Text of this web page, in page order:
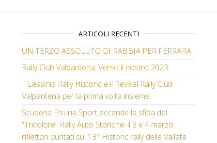
ARTICOLI RECENTI
UN TERZO ASSOLUTO DI RABBIA PER FERRARA
Rally Club Valpantena. Verso il nostro 2023.
Il Lessinia Rally Historic e il Revival Rally Club
Valpantena per la prima volta insieme.
Scuderia Etruria Sport accende la sfida del
“Tricolore” Rally Auto Storiche: il 3 e 4 marzo
riflettori puntati sul 13° Historic rally delle Vallate